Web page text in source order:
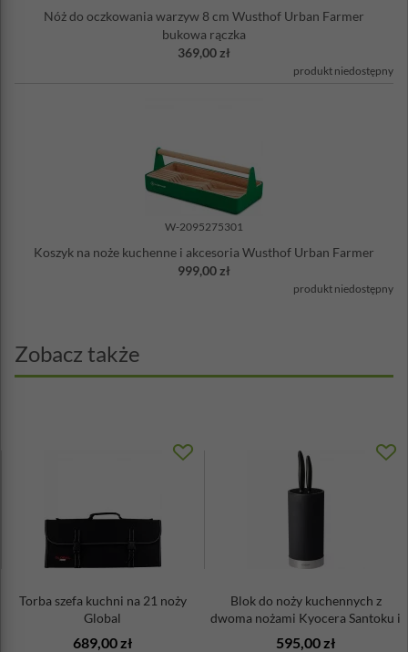
Nóż do oczkowania warzyw 8 cm Wusthof Urban Farmer
bukowa rączka
369,00 zł
produkt niedostępny
W-2095275301
Koszyk na noże kuchenne i akcesoria Wusthof Urban Farmer
999,00 zł
produkt niedostępny
Zobacz także
Torba szefa kuchni na 21 noży
Global
689,00 zł
Blok do noży kuchennych z
dwoma nożami Kyocera Santoku i
...
595,00 zł